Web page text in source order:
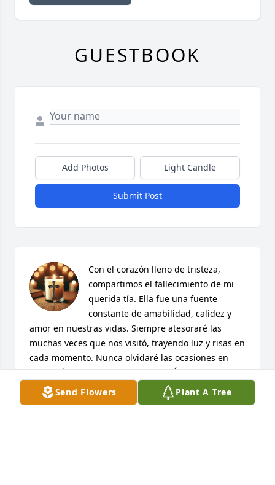
Send Flowers Plant A Tree
GUESTBOOK
Add Photos Light Candle
Submit Post
Con el corazón lleno de tristeza,
compartimos el fallecimiento de mi
querida tía. Ella fue una fuente
constante de amabilidad, calidez y
amor en nuestras vidas. Siempre atesoraré las
muchas veces que nos visitó, trayendo luz y risas en
cada momento. Nunca olvidaré las ocasiones en
que tenía que ir al tribunal de Los Ángeles y me la
encontraba cerca, siempre con una sonrisa en el
rostro y una palabra amable para todos los que